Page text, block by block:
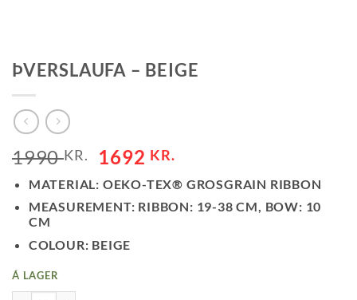
ÞVERSLAUFA – BEIGE
1990KR. 1692 KR.
MATERIAL : OEKO-TEX® GROSGRAIN RIBBON
MEASUREMENT: RIBBON: 19-38 CM, BOW: 10
CM
COLOUR: BEIGE
Á LAGER